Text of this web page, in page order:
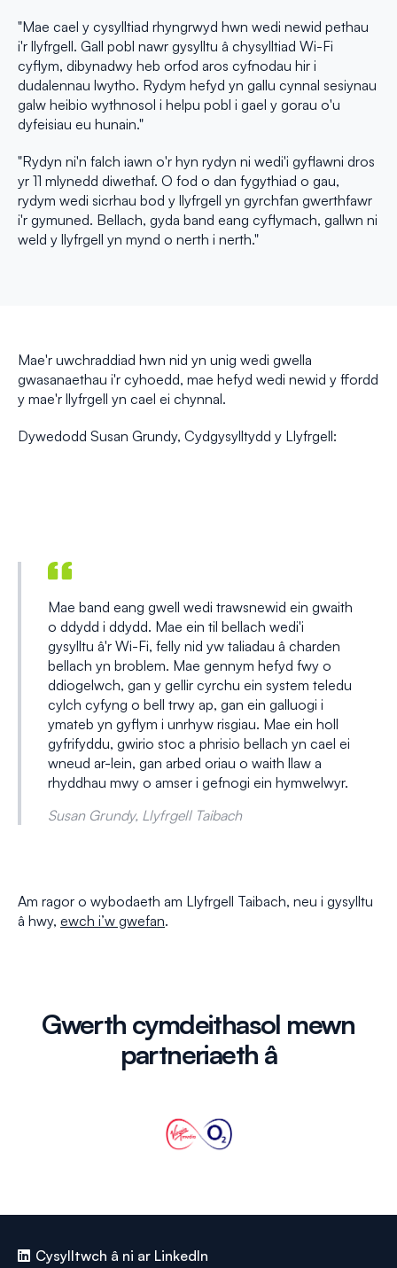
"Mae cael y cysylltiad rhyngrwyd hwn wedi newid pethau
i'r llyfrgell. Gall pobl nawr gysylltu â chysylltiad Wi-Fi
cyflym, dibynadwy heb orfod aros cyfnodau hir i
dudalennau lwytho. Rydym hefyd yn gallu cynnal sesiynau
galw heibio wythnosol i helpu pobl i gael y gorau o'u
dyfeisiau eu hunain."
"Rydyn ni'n falch iawn o'r hyn rydyn ni wedi'i gyflawni dros
yr 11 mlynedd diwethaf. O fod o dan fygythiad o gau,
rydym wedi sicrhau bod y llyfrgell yn gyrchfan gwerthfawr
i'r gymuned. Bellach, gyda band eang cyflymach, gallwn ni
weld y llyfrgell yn mynd o nerth i nerth."
Mae'r uwchraddiad hwn nid yn unig wedi gwella
gwasanaethau i'r cyhoedd, mae hefyd wedi newid y ffordd
y mae'r llyfrgell yn cael ei chynnal.
Dywedodd Susan Grundy, Cydgysylltydd y Llyfrgell:
Mae band eang gwell wedi trawsnewid ein gwaith
o ddydd i ddydd. Mae ein til bellach wedi'i
gysylltu â'r Wi-Fi, felly nid yw taliadau â charden
bellach yn broblem. Mae gennym hefyd fwy o
ddiogelwch, gan y gellir cyrchu ein system teledu
cylch cyfyng o bell trwy ap, gan ein galluogi i
ymateb yn gyflym i unrhyw risgiau. Mae ein holl
gyfrifyddu, gwirio stoc a phrisio bellach yn cael ei
wneud ar-lein, gan arbed oriau o waith llaw a
rhyddhau mwy o amser i gefnogi ein hymwelwyr.
Susan Grundy, Llyfrgell Taibach
Am ragor o wybodaeth am Llyfrgell Taibach, neu i gysylltu
â hwy, ewch i’w gwefan.
Gwerth cymdeithasol mewn
partneriaeth â
Cysylltwch â ni ar LinkedIn